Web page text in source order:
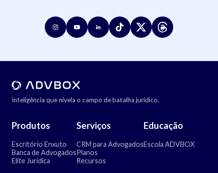
Inteligência que nivela o campo de batalha jurídico.
Produtos
Escritório Enxuto
Banca de Advogados
Elite Jurídica
Serviços
CRM para Advogados
Planos
Recursos
Educação
Escola ADVBOX